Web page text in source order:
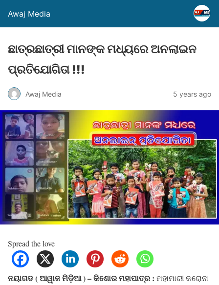
Awaj Media
ଛାତ୍ରଛାତ୍ରୀ ମାନଙ୍କ ମଧ୍ୟରେ ଅନଲାଇନ
ପ୍ରତିଯୋଗିତା !!!
Awaj Media 5 years ago
Spread the love
ନୟାଗଡ ( ଆୱାଜ ମିଡ଼ିଆ ) – କିଶୋର ମହାପାତ୍ର : ମହାମାରୀ କରୋନା